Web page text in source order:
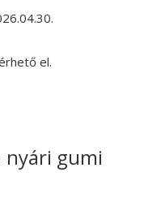
el.
nyári gumi